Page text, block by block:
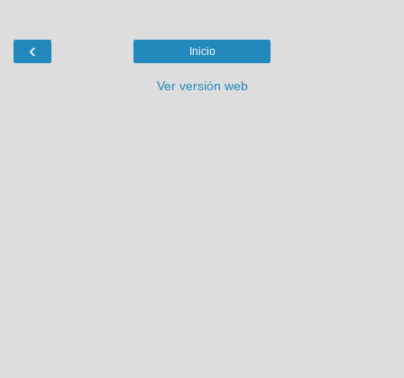
‹ Inicio
Ver versión web